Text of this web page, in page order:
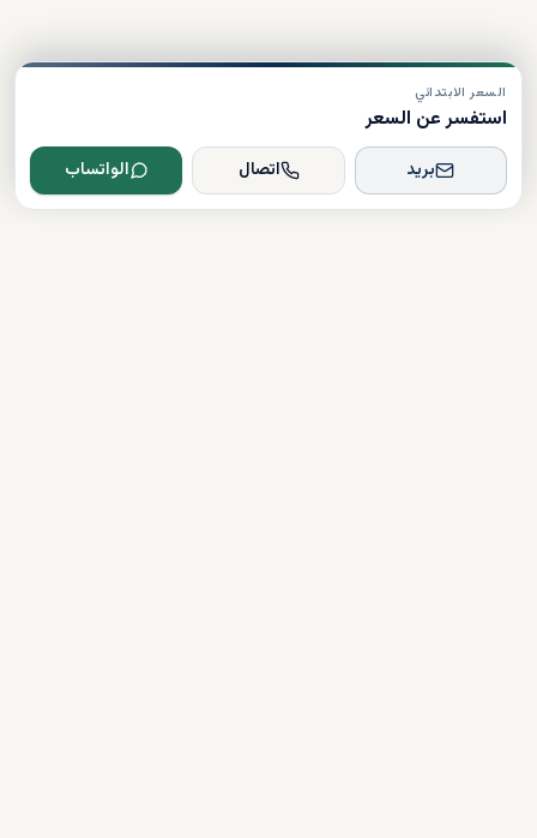
السعر الابتدائي
استفسر عن السعر
بريد اتصال الواتساب